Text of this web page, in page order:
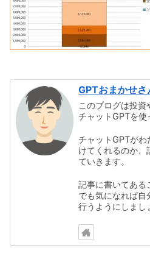
GPTおまかせさ
このブログは投資
チャットGPTを使
チャットGPTがわ
けてくれるのか、
ていきます。
記事に書いてある
でも気になれば自
行うようにしまし